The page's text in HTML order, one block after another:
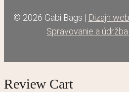
© 2026 Gabi Bags | Dizajn
Spravovanie a
Review Cart